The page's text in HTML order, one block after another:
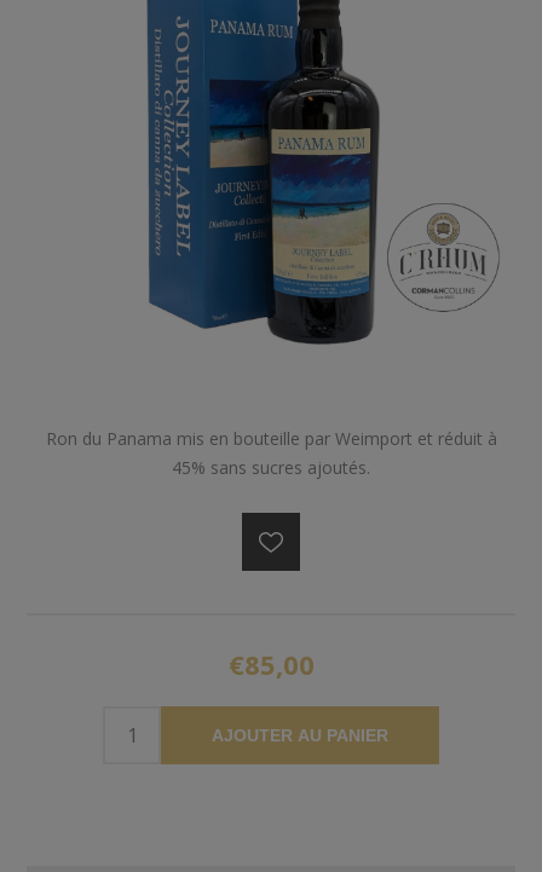
Ron du Panama mis en bouteille par Weimport et réduit à
45% sans sucres ajoutés.
€85,00
AJOUTER AU PANIER